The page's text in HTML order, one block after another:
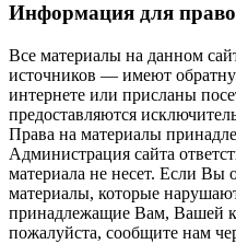
Информация для
Все материалы на данном
источников — имеют
интернете или присланы
предоставляются
Права на материалы
Администрация сайта
материала не несет. Если Вы
материалы, которые
принадлежащие Вам, Вашей
пожалуйста, сообщите нам